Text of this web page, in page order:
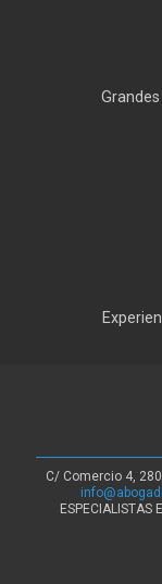
C/ Comercio 4,
ESPECIALISTAS